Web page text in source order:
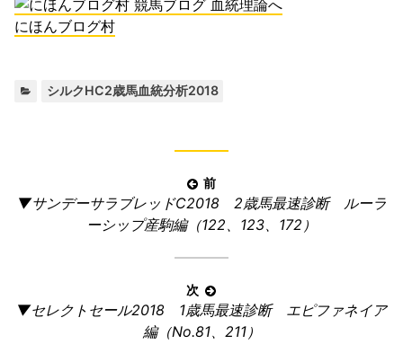
にほんブログ村
シルクHC2歳馬血統分析2018
稿
ー
前
前
▼サンデーサラブレッドC2018 2歳馬最速診断 ルーラ
ーシップ産駒編（122、123、172）
次
次
▼セレクトセール2018 1歳馬最速診断 エピファネイア
編（No.81、211）